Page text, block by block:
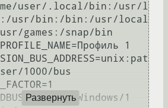
user/.local/bin:/usr/l
usr/bin:/bin:/usr/local
games:/snap/bin
1
1000/bus
Windows/1
Развернуть